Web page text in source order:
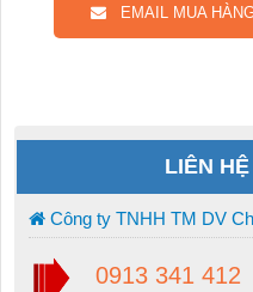
EMAIL MUA
LIÊN
Công ty TNHH TM DV
0913 341 412